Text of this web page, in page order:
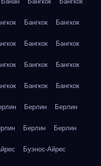
Бангкок Бангкок
Бангкок Бангкок
Бангкок Бангкок
Бангкок Бангкок
Берлин Берлин
Берлин Берлин
Буэнос-Айрес